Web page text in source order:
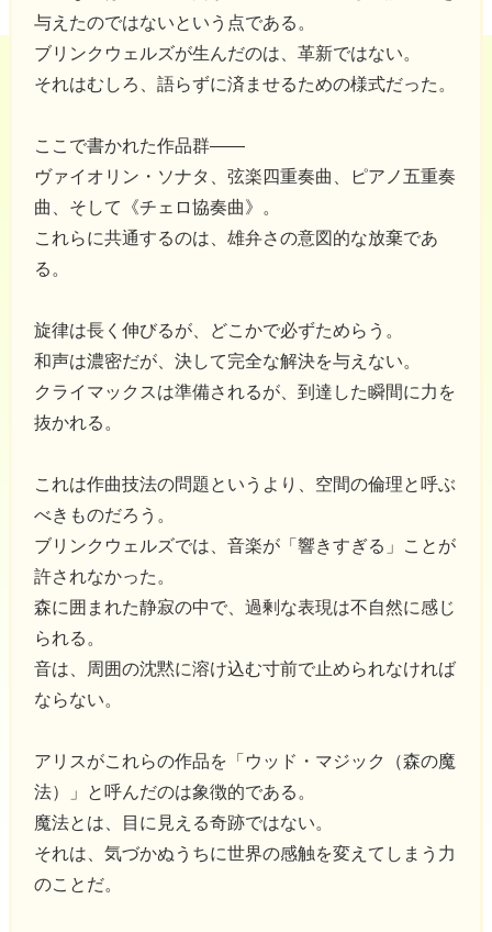
与えたのではないという点である。
ブリンクウェルズが生んだのは、革新ではない。
それはむしろ、語らずに済ませるための様式だった。
ここで書かれた作品群――
ヴァイオリン・ソナタ、弦楽四重奏曲、ピアノ五重奏
曲、そして《チェロ協奏曲》。
これらに共通するのは、雄弁さの意図的な放棄であ
る。
旋律は長く伸びるが、どこかで必ずためらう。
和声は濃密だが、決して完全な解決を与えない。
クライマックスは準備されるが、到達した瞬間に力を
抜かれる。
これは作曲技法の問題というより、空間の倫理と呼ぶ
べきものだろう。
ブリンクウェルズでは、音楽が「響きすぎる」ことが
許されなかった。
森に囲まれた静寂の中で、過剰な表現は不自然に感じ
られる。
音は、周囲の沈黙に溶け込む寸前で止められなければ
ならない。
アリスがこれらの作品を「ウッド・マジック（森の魔
法）」と呼んだのは象徴的である。
魔法とは、目に見える奇跡ではない。
それは、気づかぬうちに世界の感触を変えてしまう力
のことだ。